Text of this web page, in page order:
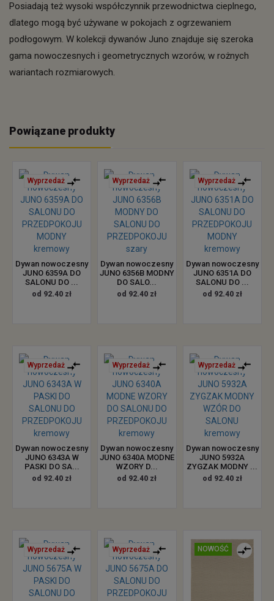
Posiadają też wysoki współczynnik przewodnictwa cieplnego,
dlatego mogą być używane w pokojach z ogrzewaniem
podłogowym. W kolekcji dywanów Juno znajduje się szeroka
gama nowoczesnych i geometrycznych wzorów, w rożnych
wariantach rozmiarowych.
Powiązane produkty
Wyprzedaż
Dywan nowoczesny
JUNO 6359A DO
SALONU DO ...
od 92.40 zł
Wyprzedaż
Dywan nowoczesny
JUNO 6356B MODNY
DO SALO...
od 92.40 zł
Wyprzedaż
Dywan nowoczesny
JUNO 6351A DO
SALONU DO ...
od 92.40 zł
Wyprzedaż
Dywan nowoczesny
JUNO 6343A W
PASKI DO SA...
od 92.40 zł
Wyprzedaż
Dywan nowoczesny
JUNO 6340A MODNE
WZORY D...
od 92.40 zł
Wyprzedaż
Dywan nowoczesny
JUNO 5932A
ZYGZAK MODNY ...
od 92.40 zł
Wyprzedaż Wyprzedaż NOWOŚĆ